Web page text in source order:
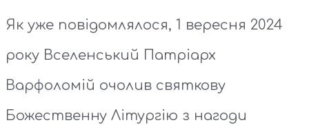
Як уже повідомлялося, 1 вересня 2024
року Вселенський Патріарх
Варфоломій очолив святкову
Божественну Літургію з нагоди